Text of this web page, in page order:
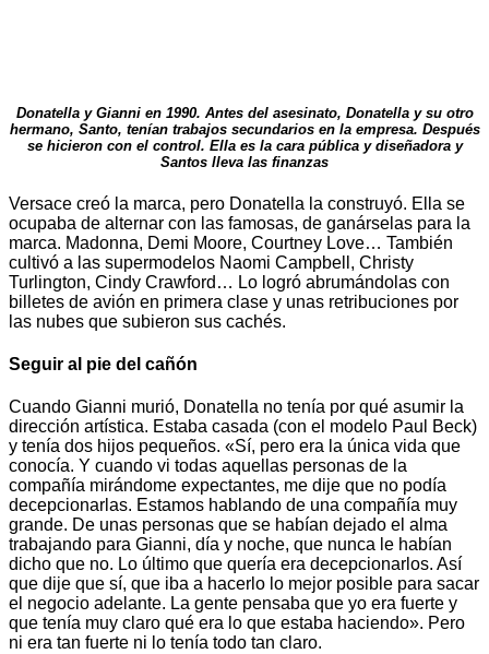
Donatella y Gianni en 1990. Antes del asesinato, Donatella y su otro
hermano, Santo, tenían trabajos secundarios en la empresa. Después
se hicieron con el control. Ella es la cara pública y diseñadora y
Santos lleva las finanzas
Versace creó la marca, pero Donatella la construyó. Ella se
ocupaba de alternar con las famosas, de ganárselas para la
marca. Madonna, Demi Moore, Courtney Love… También
cultivó a las supermodelos Naomi Campbell, Christy
Turlington, Cindy Crawford… Lo logró abrumándolas con
billetes de avión en primera clase y unas retribuciones por
las nubes que subieron sus cachés.
Seguir al pie del cañón
Cuando Gianni murió, Donatella no tenía por qué asumir la
dirección artística. Estaba casada (con el modelo Paul Beck)
y tenía dos hijos pequeños. «Sí, pero era la única vida que
conocía. Y cuando vi todas aquellas personas de la
compañía mirándome expectantes, me dije que no podía
decepcionarlas. Estamos hablando de una compañía muy
grande. De unas personas que se habían dejado el alma
trabajando para Gianni, día y noche, que nunca le habían
dicho que no. Lo último que quería era decepcionarlos. Así
que dije que sí, que iba a hacerlo lo mejor posible para sacar
el negocio adelante. La gente pensaba que yo era fuerte y
que tenía muy claro qué era lo que estaba haciendo». Pero
ni era tan fuerte ni lo tenía todo tan claro.